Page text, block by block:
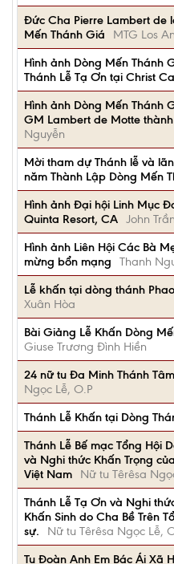
Đức Cha Pierre Lambert de
Mến Thánh Giá
MTG Los
Hình ảnh Dòng Mến Thánh
Thánh Lễ Tạ Ơn tại Christ
Hình ảnh Dòng Mến Thánh
GM Lambert de Motte
Nguyễn
Mời tham dự Thánh lễ và
năm Thành Lập Dòng Mến
Hình ảnh Đại hội Linh Mục
Quinta Resort, CA John Trần
Hình ảnh Liên Hội Các Bà
mừng bổn mạng
Thanh
Lễ khấn tại dòng thánh
Xuân Hòa
Bài Giảng Lễ Khấn Dòng
Giuse Trương Đình Hiền
24 nữ tu Đa Minh Thánh
Ngọc Lễ, O.P
Thánh Lễ Khấn tại Dòng
Thánh Lễ Bế mạc Tổng Hội
và Nghi thức Khấn Trọng
Việt Nam
Nữ tu Têrêsa
Thánh Lễ Tạ Ơn và Nghi
Khấn Sinh do Cha Bề Trên
sự.
Nữ tu Têrêsa Ngọc Lễ,
Tu Đoàn Anh Em Bác Ái Xã